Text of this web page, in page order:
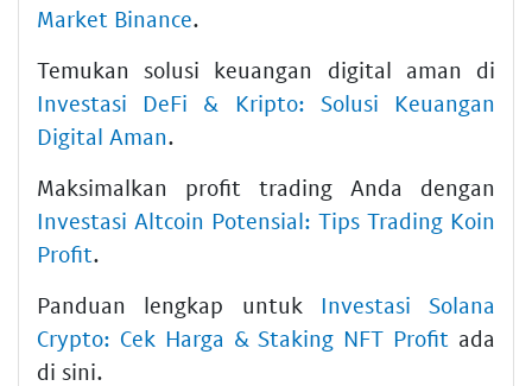
Market Binance.
Temukan solusi keuangan digital aman di
Investasi DeFi & Kripto: Solusi Keuangan
Digital Aman.
Maksimalkan profit trading Anda dengan
Investasi Altcoin Potensial: Tips Trading Koin
Profit.
Panduan lengkap untuk Investasi Solana
Crypto: Cek Harga & Staking NFT Profit ada
di sini.